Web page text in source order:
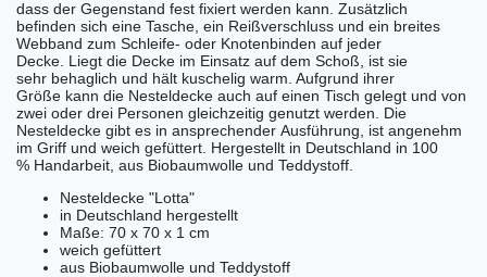
dass der Gegenstand fest fixiert werden kann. Zusätzlich
befinden sich eine Tasche, ein Reißverschluss und ein breites
Webband zum Schleife- oder Knotenbinden auf jeder
Decke. Liegt die Decke im Einsatz auf dem Schoß, ist sie
sehr behaglich und hält kuschelig warm. Aufgrund ihrer
Größe kann die Nesteldecke auch auf einen Tisch gelegt und von
zwei oder drei Personen gleichzeitig genutzt werden. Die
Nesteldecke gibt es in ansprechender Ausführung, ist angenehm
im Griff und weich gefüttert. Hergestellt in Deutschland in 100
% Handarbeit, aus Biobaumwolle und Teddystoff.
Nesteldecke "Lotta"
in Deutschland hergestellt
Maße: 70 x 70 x 1 cm
weich gefüttert
aus Biobaumwolle und Teddystoff